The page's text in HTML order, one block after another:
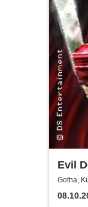
Evil
Gotha,